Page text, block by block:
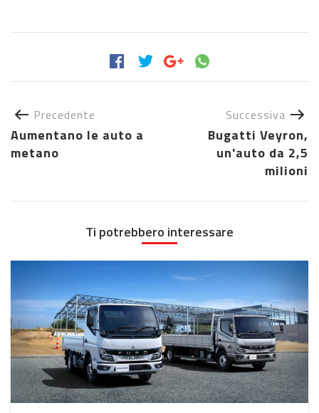
Precedente
Aumentano le auto a
metano
Successiva
Bugatti Veyron,
un'auto da 2,5
milioni
Ti potrebbero interessare